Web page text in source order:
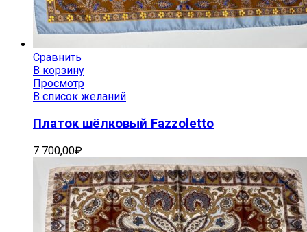
Сравнить
В корзину
Просмотр
В список желаний
Платок шёлковый Fazzoletto
7 700,00₽